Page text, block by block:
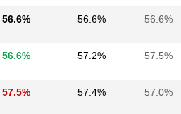
56.6% 56.6% 56.6%
56.6% 57.2% 57.5%
57.5% 57.4% 57.0%